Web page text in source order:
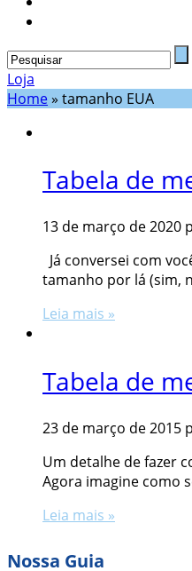
Loja
Home» tamanho EUA
Tabela de
13 de março de 2020
Já conversei com
tamanho por lá (sim,
Leia mais »
Tabela de
23 de março de 2015
Um detalhe de fazer
Agora imagine como
Leia mais »
Nossa Guia